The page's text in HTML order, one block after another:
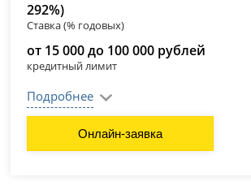
292%)
Ставка (% годовых)
от 15 000 до 100 000 рублей
кредитный лимит
Подробнее
Онлайн-заявка